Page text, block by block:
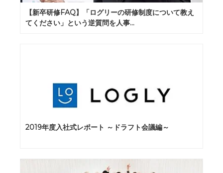
【新卒研修FAQ】「ログリーの研修制度について教え
てください」という逆質問を人事...
2019年度入社式レポート ～ドラフト会議編～